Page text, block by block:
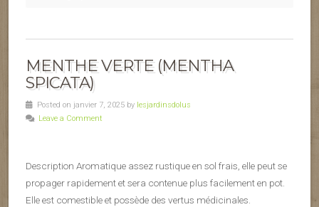
MENTHE VERTE (MENTHA
SPICATA)
Posted on janvier 7, 2025 by lesjardinsdolus
Leave a Comment
Description Aromatique assez rustique en sol frais, elle peut se
propager rapidement et sera contenue plus facilement en pot.
Elle est comestible et possède des vertus médicinales.